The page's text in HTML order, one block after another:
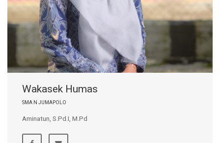
Wakasek Humas
SMA N JUMAPOLO
Aminatun, S.Pd.I, M.Pd